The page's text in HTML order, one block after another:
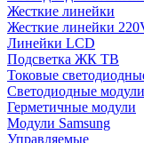
Жесткие линейки
Жесткие линейки
Линейки LCD
Подсветка ЖК ТВ
Токовые
Светодиодные модули
Герметичные модули
Модули Samsung
Управляемые